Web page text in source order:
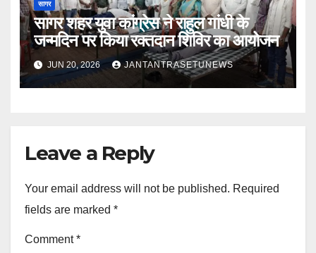
सागर
सागर शहर युवा कांग्रेस ने राहुल गांधी के
जन्मदिन पर किया रक्तदान शिविर का आयोजन
JUN 20, 2026 JANTANTRASETUNEWS
Leave a Reply
Your email address will not be published. Required
fields are marked *
Comment*